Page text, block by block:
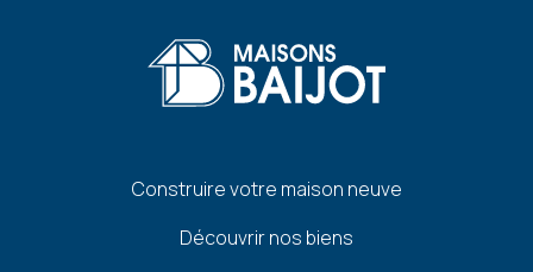
Construire votre maison neuve
Découvrir nos biens